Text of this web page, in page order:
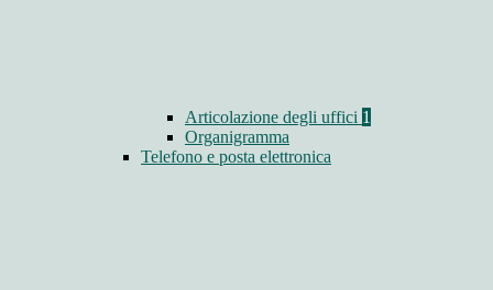
Articolazione degli uffici 1
Organigramma
Telefono e posta elettronica